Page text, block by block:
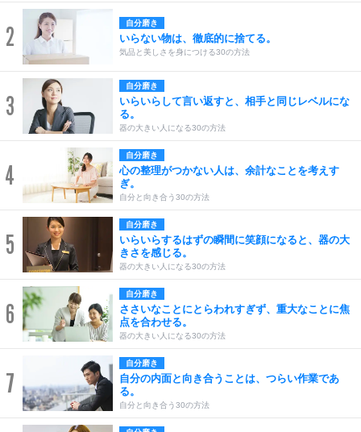
2 自分磨き
いらない物は、徹底的に捨てる。
気品と美しさを身につける30の方法
3
自分磨き
いらいらして言い返すと、相手と同じレベルにな
る。
器の大きい人になる30の方法
4
自分磨き
心の整理がつかない人は、余計なことを考えす
ぎ。
自分と向き合う30の方法
5
自分磨き
いらいらするはずの瞬間に笑顔になると、器の大
きさを感じる。
器の大きい人になる30の方法
6
自分磨き
ささいなことにとらわれすぎず、重大なことに焦
点を合わせる。
器の大きい人になる30の方法
7
自分磨き
自分の内面と向き合うことは、つらい作業であ
る。
自分と向き合う30の方法